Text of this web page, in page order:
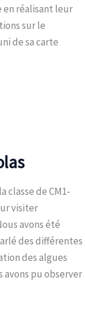
en réalisant leur
sur le
de sa carte
classe de CM1-
visiter
avons été
des différentes
des algues
avons pu observer